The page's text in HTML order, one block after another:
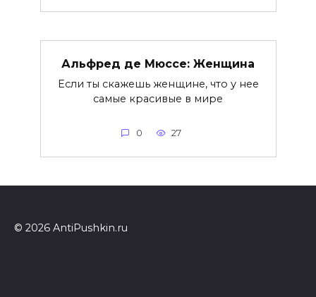
Альфред де Мюссе: Женщина
Если ты скажешь женщине, что у нее
самые красивые в мире
0 27
© 2026 AntiPushkin.ru